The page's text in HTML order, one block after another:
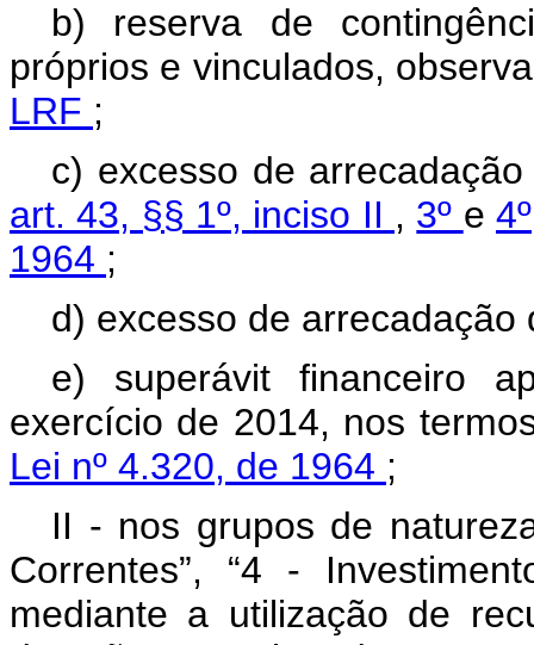
b) reserva de
próprios e vinculados,
LRF ;
c) excesso de
art. 43, §§ 1º, inciso II , 3º e
1964 ;
d) excesso de arrecadação
e) superávit financeiro
exercício de 2014, nos
Lei nº 4.320, de 1964 ;
II - nos grupos de
Correntes”, “4 -
mediante a utilização de